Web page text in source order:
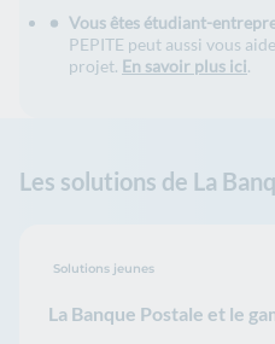
Vous êtes étudiant-
PEPITE peut aussi vous
projet. En savoir plus ici.
Les solutions de La
La Banque Postale et le
Solutions jeunes